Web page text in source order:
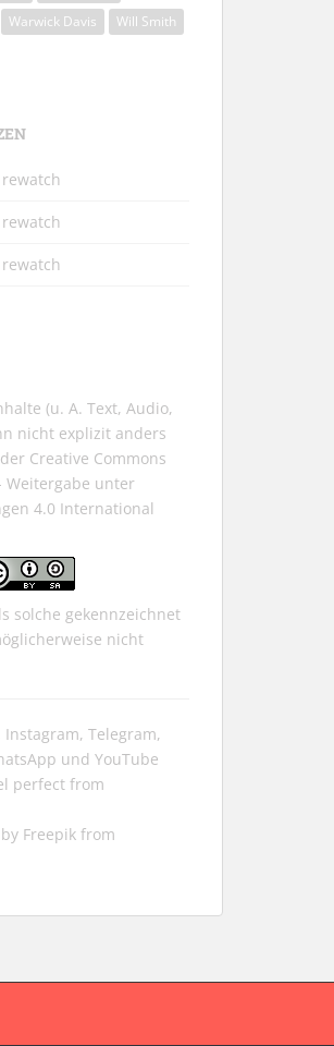
Warwick Davis
Will Smith
(u. A. Text, Audio,
nicht explizit anders
Creative Commons
Weitergabe unter
4.0 International
solche gekennzeichnet
nicht
Instagram, Telegram,
und YouTube
perfect from
Freepik from